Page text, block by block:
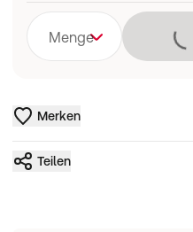
Menge
Merken
Teilen